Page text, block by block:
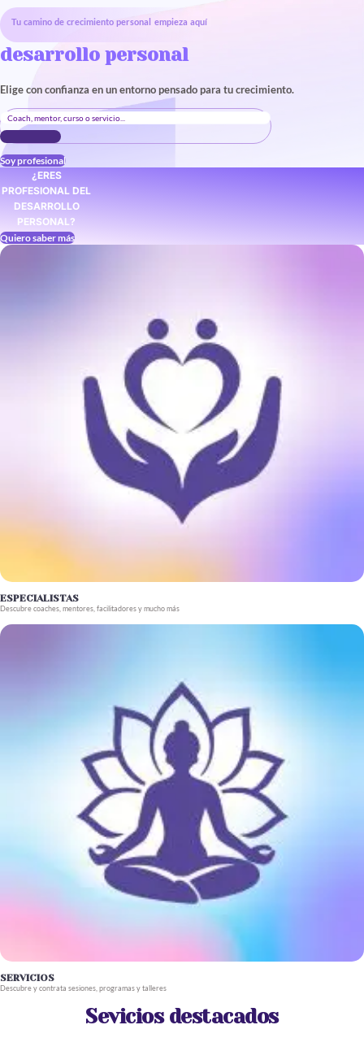
Tu camino de crecimiento personal empieza aquí
desarrollo personal
Elige con confianza en un entorno pensado para tu crecimiento.
Soy profesional
¿ERES
PROFESIONAL DEL
DESARROLLO
PERSONAL?
Quiero saber más
ESPECIALISTAS
Descubre coaches, mentores, facilitadores y mucho más
SERVICIOS
Descubre y contrata sesiones, programas y talleres
Sevicios destacados